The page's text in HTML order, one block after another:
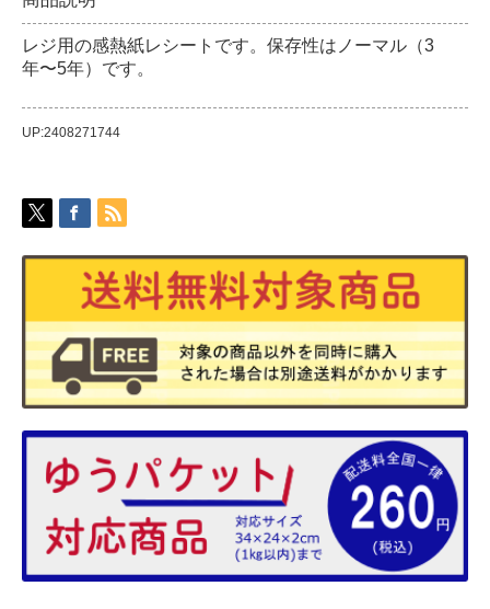
レジ用の感熱紙レシートです。保存性はノーマル（3
年〜5年）です。
UP:2408271744